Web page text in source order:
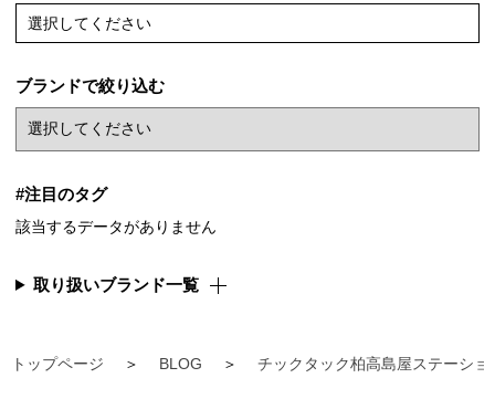
トップページ BLOG チックタック柏高島屋ステーショ
選択してください
ブランドで絞り込む
#注目のタグ
該当するデータがありません
取り扱いブランド一覧